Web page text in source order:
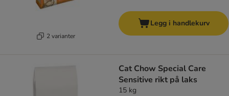
2 varianter
Legg i handlekurv
Cat Chow Special Care
Sensitive rikt på laks
15 kg